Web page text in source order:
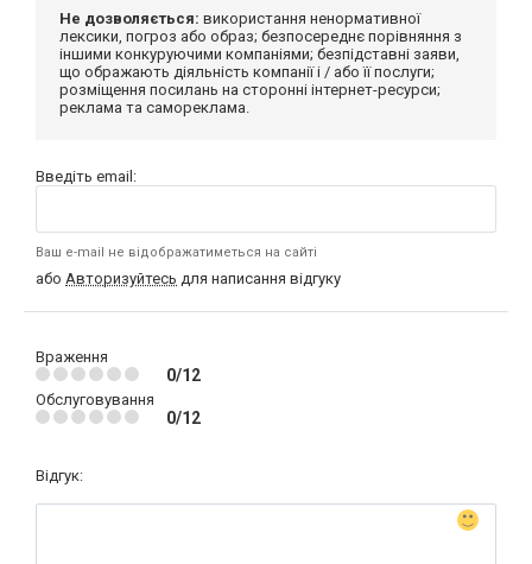
Не дозволяється: використання ненормативної
лексики, погроз або образ; безпосереднє порівняння з
іншими конкуруючими компаніями; безпідставні заяви,
що ображають діяльність компанії і / або її послуги;
розміщення посилань на сторонні інтернет-ресурси;
реклама та самореклама.
Введіть email:
Ваш e-mail не відображатиметься на сайті
або Авторизуйтесь для написання відгуку
Враження
0/12
Обслуговування
0/12
Відгук: